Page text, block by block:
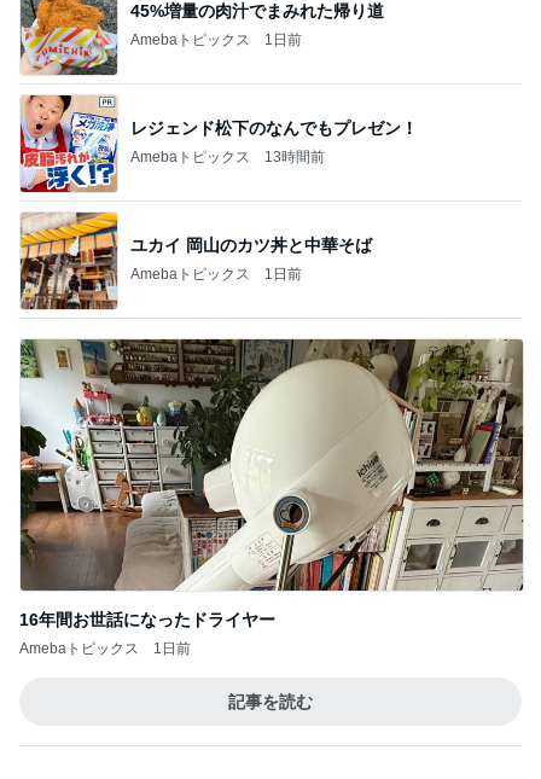
45%増量の肉汁でまみれた帰り道
Amebaトピックス 1日前
レジェンド松下のなんでもプレゼン！
Amebaトピックス 13時間前
ユカイ 岡山のカツ丼と中華そば
Amebaトピックス 1日前
16年間お世話になったドライヤー
Amebaトピックス 1日前
記事を読む